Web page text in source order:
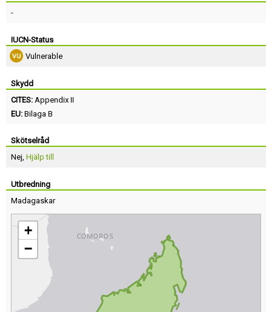
-
IUCN-Status
Vulnerable
Skydd
CITES: Appendix II
EU: Bilaga B
Skötselråd
Nej, Hjälp till
Utbredning
Madagaskar
+
−